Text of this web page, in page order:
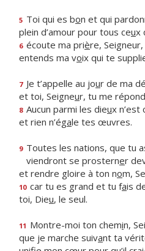
5 Toi qui es bon et qui
plein d’amour pour tous ceux
6 écoute ma prière, Seigneur,
entends ma voix qui te
7 Je t’appelle au jour de ma
et toi, Seigneur, tu me
8 Aucun parmi les dieux n’est
et rien n’égale tes œuvres.
9 Toutes les nations, que tu
viendront se prosterner
et rendre gloire à ton nom,
10 car tu es grand et tu fais
toi, Dieu, le seul.
11 Montre-moi ton chemin,
que je marche suivant ta